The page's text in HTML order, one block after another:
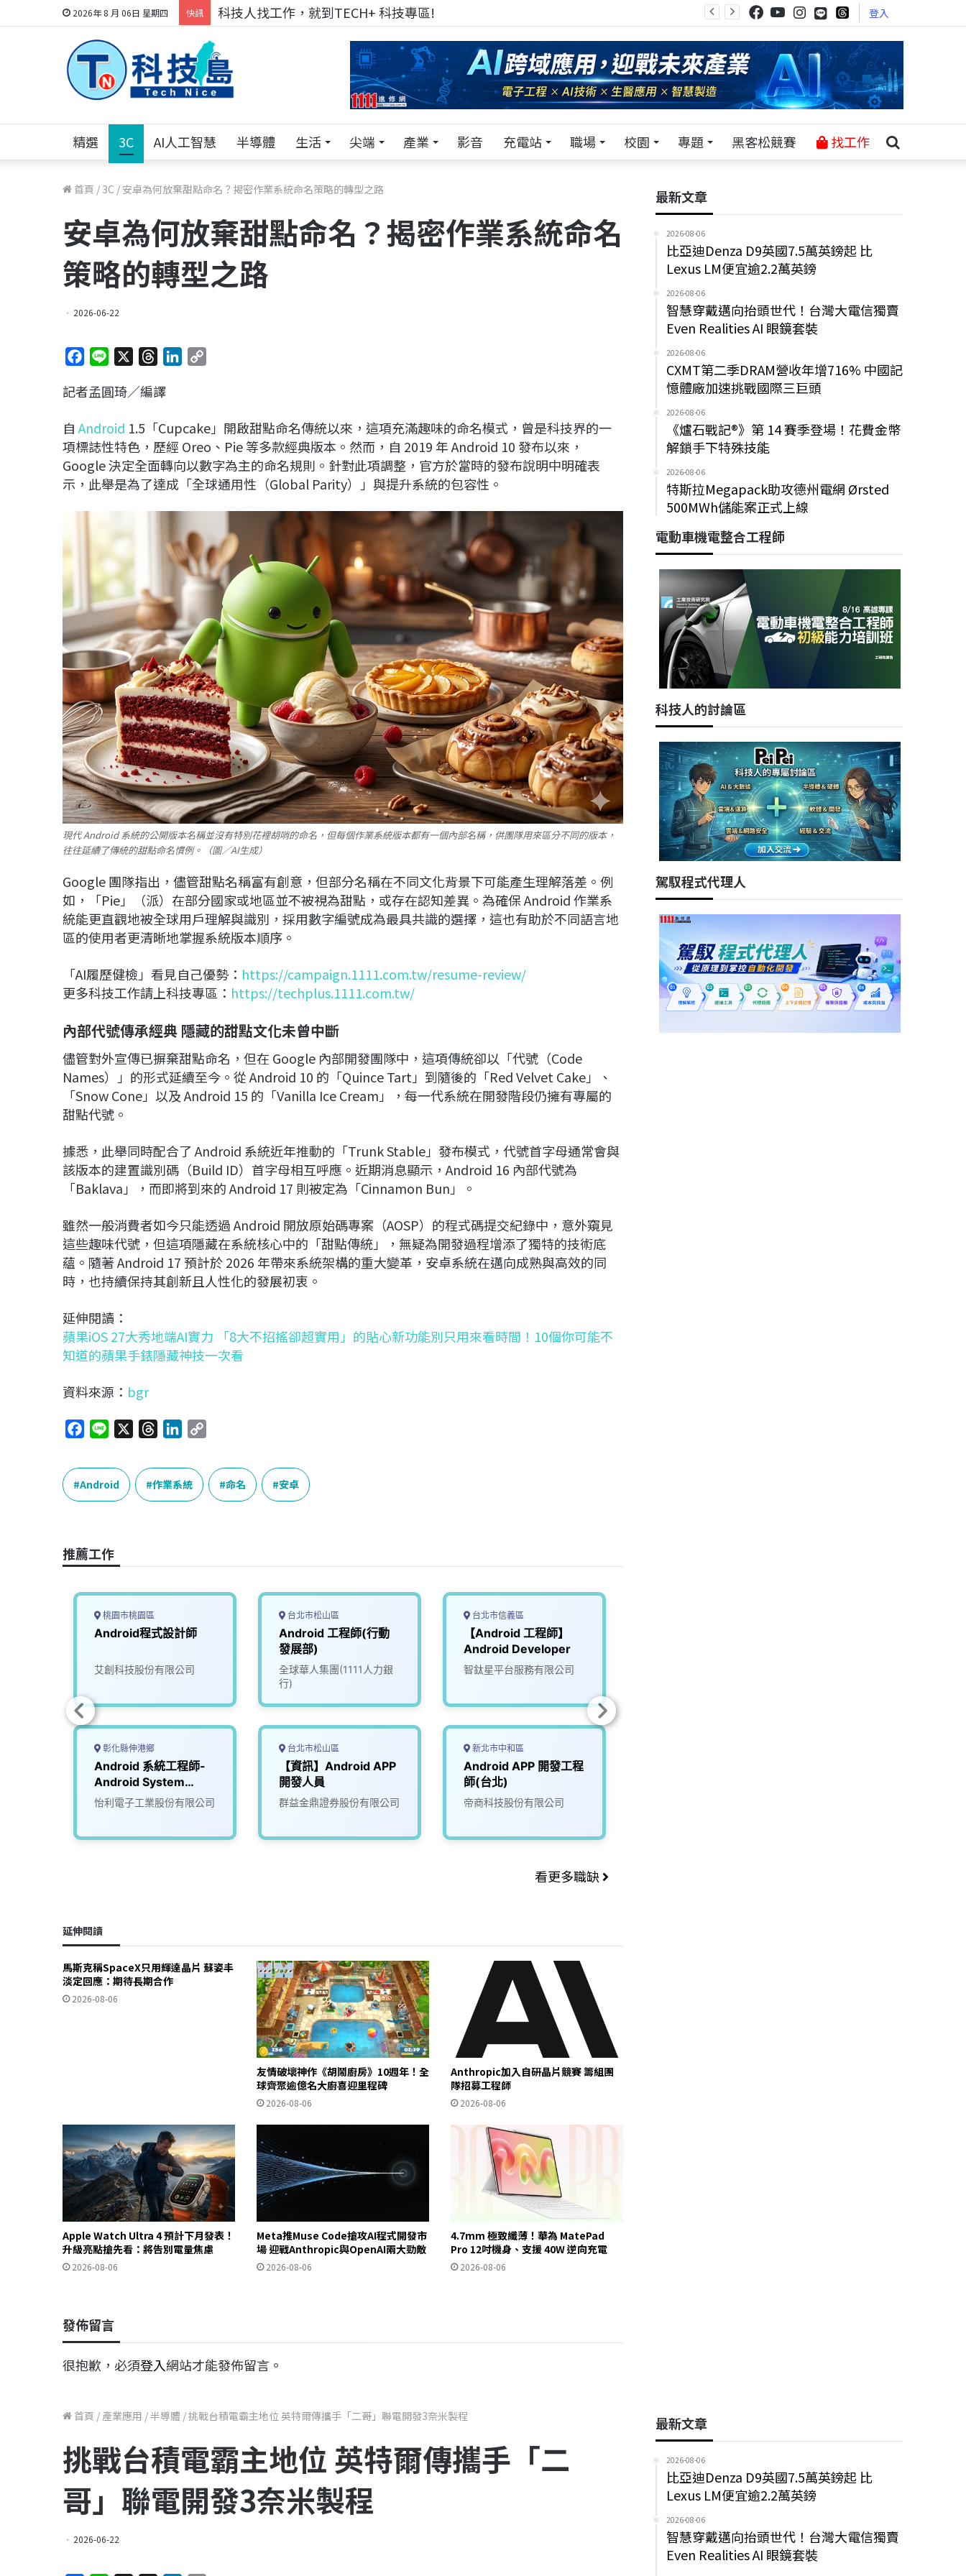
2026年 8 月 06日 星期四 快訊 跨世代的技術對話！來 Pei Pei 科技專區，用專業洞察引領學弟妹成長 登入
精選 3C AI人工智慧 半導體 生活 尖端 產業 影音 充電站 職場 校園 專題 黑客松競賽 找工作
首頁 / 3C / 安卓為何放棄甜點命名？揭密作業系統命名策略的轉型之路
安卓為何放棄甜點命名？揭密作業系統命名
策略的轉型之路
2026-06-22
c
b
o
o
k
n
r
a
d
s
e
d
I
n
L
i
n
k
記者孟圓琦／編譯
自 Android 1.5「Cupcake」開啟甜點命名傳統以來，這項充滿趣味的命名模式，曾是科技界的一
項標誌性特色，歷經 Oreo、Pie 等多款經典版本。然而，自 2019 年 Android 10 發布以來，
Google 決定全面轉向以數字為主的命名規則。針對此項調整，官方於當時的發布說明中明確表
示，此舉是為了達成「全球通用性（Global Parity）」與提升系統的包容性。
現代 Android 系統的公開版本名稱並沒有特別花裡胡哨的命名，但每個作業系統版本都有一個內部名稱，供團隊用來區分不同的版本，
往往延續了傳統的甜點命名慣例。（圖／AI生成）
Google 團隊指出，儘管甜點名稱富有創意，但部分名稱在不同文化背景下可能產生理解落差。例
如，「Pie」（派）在部分國家或地區並不被視為甜點，或存在認知差異。為確保 Android 作業系
統能更直觀地被全球用戶理解與識別，採用數字編號成為最具共識的選擇，這也有助於不同語言地
區的使用者更清晰地掌握系統版本順序。
「AI履歷健檢」看見自己優勢： https://campaign.1111.com.tw/resume-review/
更多科技工作請上科技專區： https://techplus.1111.com.tw/
內部代號傳承經典 隱藏的甜點文化未曾中斷
儘管對外宣傳已摒棄甜點命名，但在 Google 內部開發團隊中，這項傳統卻以「代號（Code
Names）」的形式延續至今。從 Android 10 的「Quince Tart」到隨後的「Red Velvet Cake」、
「Snow Cone」以及 Android 15 的「Vanilla Ice Cream」，每一代系統在開發階段仍擁有專屬的
甜點代號。
據悉，此舉同時配合了 Android 系統近年推動的「Trunk Stable」發布模式，代號首字母通常會與
該版本的建置識別碼（Build ID）首字母相互呼應。近期消息顯示，Android 16 內部代號為
「Baklava」，而即將到來的 Android 17 則被定為「Cinnamon Bun」。
雖然一般消費者如今只能透過 Android 開放原始碼專案（AOSP）的程式碼提交紀錄中，意外窺見
這些趣味代號，但這項隱藏在系統核心中的「甜點傳統」，無疑為開發過程增添了獨特的技術底
蘊。隨著 Android 17 預計於 2026 年帶來系統架構的重大變革，安卓系統在邁向成熟與高效的同
時，也持續保持其創新且人性化的發展初衷。
延伸閱讀：
蘋果iOS 27大秀地端AI實力 「8大不招搖卻超實用」的貼心新功能別只用來看時間！10個你可能不
知道的蘋果手錶隱藏神技一次看
資料來源： bgr
c
e
b
k
n
e
r
e
a
n
k
e
y
Android 作業系統 命名 安卓
推薦工作
桃園市桃園區
Android程式設計師
艾創科技股份有限公司
彰化縣伸港鄉
Android 系統工程師-
Android System
Engineer
怡利電子工業股份有限公司
台北市松山區
Android 工程師(行動
發展部)
全球華人集團(1111人力銀
行)
台北市松山區
【資訊】Android APP
開發人員
群益金鼎證券股份有限公司
台北市信義區
【Android 工程師】
Android Developer
智鈦星平台服務有限公司
新北市中和區
Android APP 開發工程
師(台北)
帝商科技股份有限公司
看更多職缺
延伸閱讀
馬斯克稱SpaceX只用輝達晶片 蘇姿丰
淡定回應：期待長期合作
2026-08-06
友情破壞神作《胡鬧廚房》10週年！全
球齊聚逾億名大廚喜迎里程碑
2026-08-06
Anthropic加入自研晶片競賽 籌組團
隊招募工程師
2026-08-06
Apple Watch Ultra 4 預計下月發表！
升級亮點搶先看：將告別電量焦慮
2026-08-06
Meta推Muse Code搶攻AI程式開發市
場 迎戰Anthropic與OpenAI兩大勁敵
2026-08-06
4.7mm 極致纖薄！華為 MatePad
Pro 12吋機身、支援 40W 逆向充電
2026-08-06
發佈留言
很抱歉，必須登入網站才能發佈留言。
最新文章
2026-08-06
比亞迪Denza D9英國7.5萬英鎊起 比
Lexus LM便宜逾2.2萬英鎊
2026-08-06
智慧穿戴邁向抬頭世代！台灣大電信獨賣
Even Realities AI 眼鏡套裝
2026-08-06
CXMT第二季DRAM營收年增716% 中國記
憶體廠加速挑戰國際三巨頭
2026-08-06
《爐石戰記®》第 14 賽季登場！花費金幣
解鎖手下特殊技能
2026-08-06
特斯拉Megapack助攻德州電網 Ørsted
500MWh儲能案正式上線
電動車機電整合工程師
科技人的討論區
駕馭程式代理人